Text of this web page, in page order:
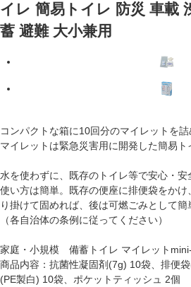
イレ 簡易トイレ 防災 車載
蓄 避難 大小兼用
コンパクトな箱に10回分のマイレットを詰
マイレットは緊急災害用に開発した簡易ト
水を使わずに、既存のトイレ等で安心・安
使い方は簡単。既存の便座に排便袋をか
り掛けて固めれば、後は可燃ごみとして簡
（各自治体の条例に従ってください）
家庭・小規模 備蓄トイレ マイレット
商品内容：抗菌性凝固剤(7g) 10袋、排便
(PE製白) 10袋、ポケットティッシュ 2個